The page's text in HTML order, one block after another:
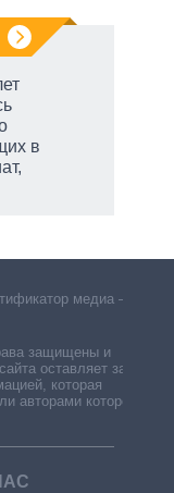
в
медиа –
защищены и
оставляет за
которая
авторами которой